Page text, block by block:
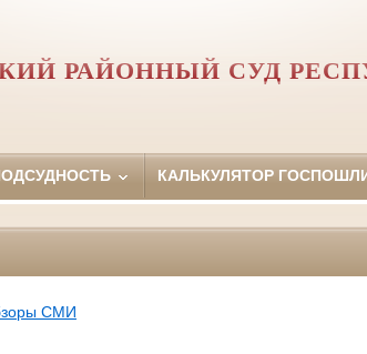
РАЙОННЫЙ СУД
КАЛЬКУЛЯТОР
СМИ